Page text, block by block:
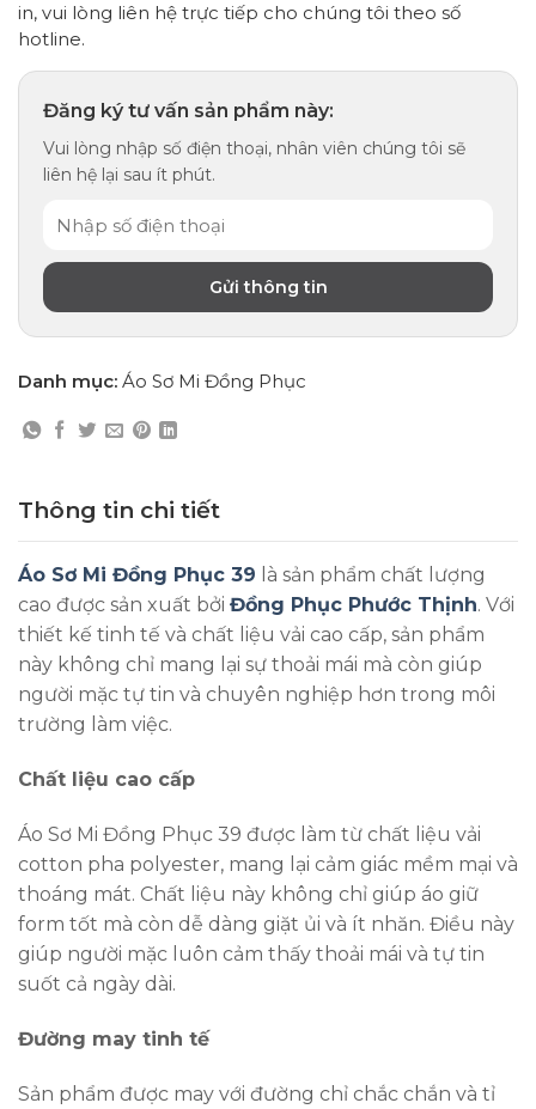
in, vui lòng liên hệ trực tiếp cho chúng tôi theo số
hotline.
Đăng ký tư vấn sản phẩm này:
Vui lòng nhập số điện thoại, nhân viên chúng tôi sẽ
liên hệ lại sau ít phút.
Danh mục: Áo Sơ Mi Đồng Phục
Thông tin chi tiết
Áo Sơ Mi Đồng Phục 39 là sản phẩm chất lượng
cao được sản xuất bởi Đồng Phục Phước Thịnh. Với
thiết kế tinh tế và chất liệu vải cao cấp, sản phẩm
này không chỉ mang lại sự thoải mái mà còn giúp
người mặc tự tin và chuyên nghiệp hơn trong môi
trường làm việc.
Chất liệu cao cấp
Áo Sơ Mi Đồng Phục 39 được làm từ chất liệu vải
cotton pha polyester, mang lại cảm giác mềm mại và
thoáng mát. Chất liệu này không chỉ giúp áo giữ
form tốt mà còn dễ dàng giặt ủi và ít nhăn. Điều này
giúp người mặc luôn cảm thấy thoải mái và tự tin
suốt cả ngày dài.
Đường may tinh tế
Sản phẩm được may với đường chỉ chắc chắn và tỉ